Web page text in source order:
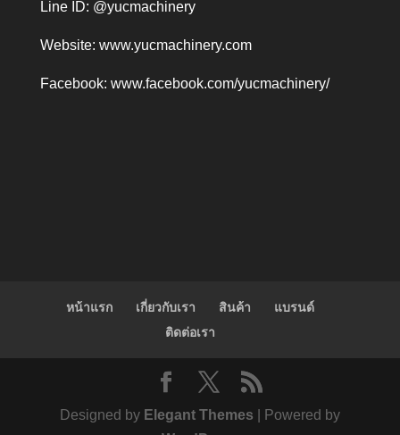
Line ID: @yucmachinery
Website: www.yucmachinery.com
Facebook: www.facebook.com/yucmachinery/
หน้าแรก เกี่ยวกับเรา สินค้า
แบรนด์
ติดต่อเรา
Designed by Elegant Themes | Powered by